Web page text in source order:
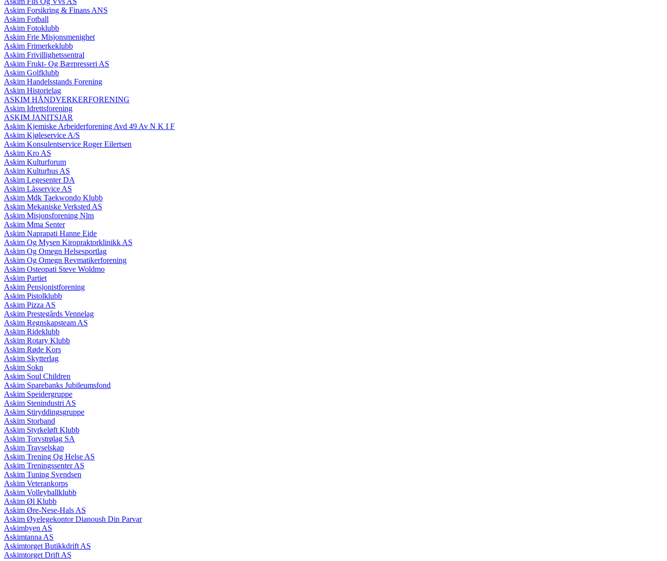
Askim Forsikring & Finans ANS
Askim Fotball
Askim Fotoklubb
Askim Frie Misjonsmenighet
Askim Frimerkeklubb
Askim Frivillighetssentral
Askim Frukt- Og Bærpresseri AS
Askim Golfklubb
Askim Handelsstands Forening
Askim Historielag
ASKIM HÅNDVERKERFORENING
Askim Idrettsforening
ASKIM JANITSJAR
Askim Kjemiske Arbeiderforening Avd 49 Av N K I F
Askim Kjøleservice A/S
Askim Konsulentservice Roger Eilertsen
Askim Kro AS
Askim Kulturforum
Askim Kulturhus AS
Askim Legesenter DA
Askim Låsservice AS
Askim Mdk Taekwondo Klubb
Askim Mekaniske Verksted AS
Askim Misjonsforening Nlm
Askim Mma Senter
Askim Naprapati Hanne Eide
Askim Og Mysen Kiropraktorklinikk AS
Askim Og Omegn Helsesportlag
Askim Og Omegn Revmatikerforening
Askim Osteopati Steve Woldmo
Askim Partiet
Askim Pensjonistforening
Askim Pistolklubb
Askim Pizza AS
Askim Prestegårds Vennelag
Askim Regnskapsteam AS
Askim Rideklubb
Askim Rotary Klubb
Askim Røde Kors
Askim Skytterlag
Askim Sokn
Askim Soul Children
Askim Sparebanks Jubileumsfond
Askim Speidergruppe
Askim Stenindustri AS
Askim Stiryddingsgruppe
Askim Storband
Askim Styrkeløft Klubb
Askim Torvstrølag SA
Askim Travselskap
Askim Trening Og Helse AS
Askim Treningssenter AS
Askim Tuning Svendsen
Askim Veterankorps
Askim Volleyballklubb
Askim Øl Klubb
Askim Øre-Nese-Hals AS
Askim Øyelegekontor Dianoush Din Parvar
Askimbyen AS
Askimtanna AS
Askimtorget Butikkdrift AS
Askimtorget Drift AS